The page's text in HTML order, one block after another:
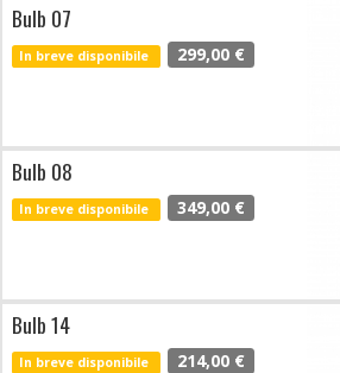
Bulb 07
In breve disponibile 299,00 €
Bulb 08
In breve disponibile 349,00 €
Bulb 14
In breve disponibile 214,00 €